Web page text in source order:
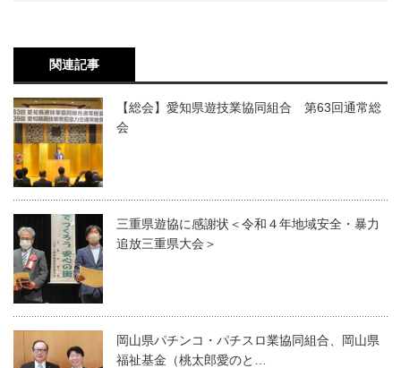
関連記事
【総会】愛知県遊技業協同組合 第63回通常総
会
三重県遊協に感謝状＜令和４年地域安全・暴力
追放三重県大会＞
岡山県パチンコ・パチスロ業協同組合、岡山県
福祉基金（桃太郎愛のと…